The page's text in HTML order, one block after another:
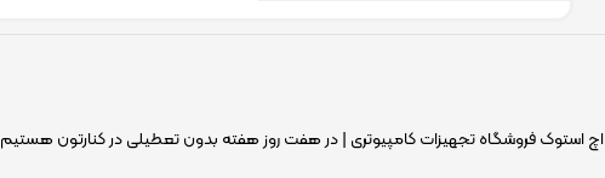
اچ استوک فروشگاه تجهیزات کامپیوتری | در هفت روز هفته بدون تعطیلی در کنارتون هستیم